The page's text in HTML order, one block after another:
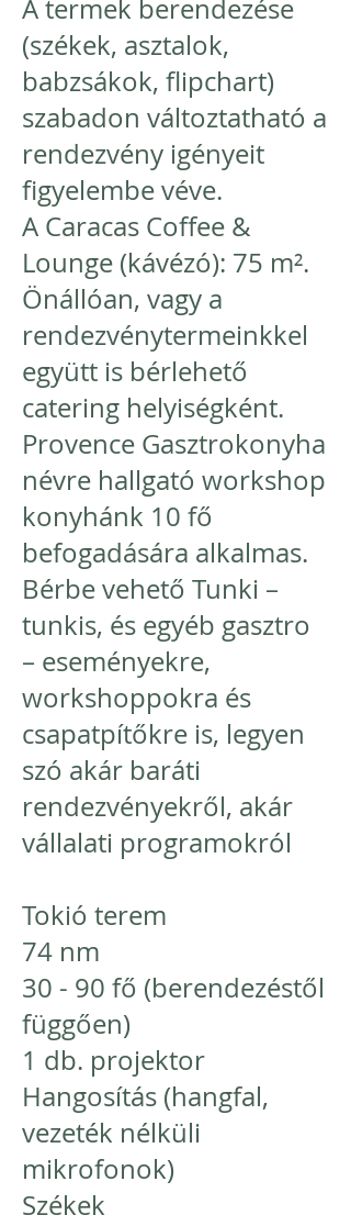
A termek berendezése
(székek, asztalok,
babzsákok, flipchart)
szabadon változtatható a
rendezvény igényeit
figyelembe véve.
A Caracas Coffee &
Lounge (kávézó): 75 m².
Önállóan, vagy a
rendezvénytermeinkkel
együtt is bérlehető
catering helyiségként.
Provence Gasztrokonyha
névre hallgató workshop
konyhánk 10 fő
befogadására alkalmas.
Bérbe vehető Tunki –
tunkis, és egyéb gasztro
– eseményekre,
workshoppokra és
csapatpítőkre is, legyen
szó akár baráti
rendezvényekről, akár
vállalati programokról
Tokió terem
74 nm
30 - 90 fő (berendezéstől
függően)
1 db. projektor
Hangosítás (hangfal,
vezeték nélküli
mikrofonok)
Székek